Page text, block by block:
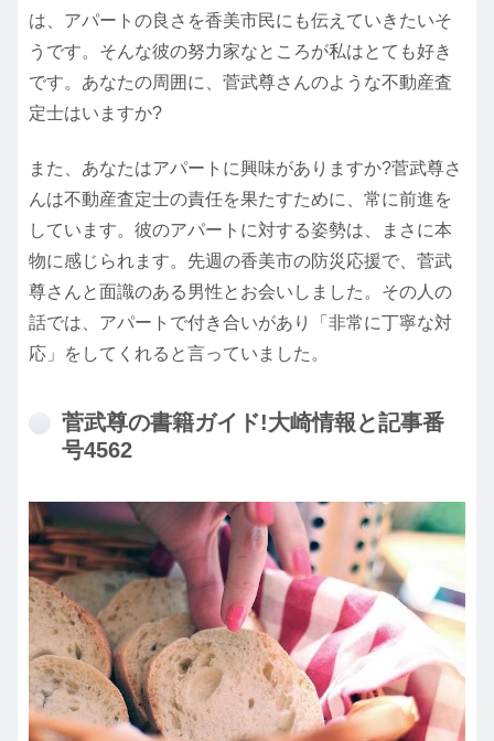
は、アパートの良さを香美市民にも伝えていきたいそ
うです。そんな彼の努力家なところが私はとても好き
です。あなたの周囲に、菅武尊さんのような不動産査
定士はいますか?
また、あなたはアパートに興味がありますか?菅武尊さ
んは不動産査定士の責任を果たすために、常に前進を
しています。彼のアパートに対する姿勢は、まさに本
物に感じられます。先週の香美市の防災応援で、菅武
尊さんと面識のある男性とお会いしました。その人の
話では、アパートで付き合いがあり「非常に丁寧な対
応」をしてくれると言っていました。
菅武尊の書籍ガイド!大崎情報と記事番
号4562